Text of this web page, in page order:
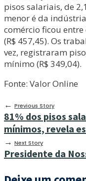
pisos salariais, de
menor é da
comércio ficou
(R$ 457,45). Os
vez, registraram
mínimo (R$ 349,04).
Fonte: Valor Online
← Previous Story
81% dos pisos
mínimos, revela
→ Next Story
Presidente da